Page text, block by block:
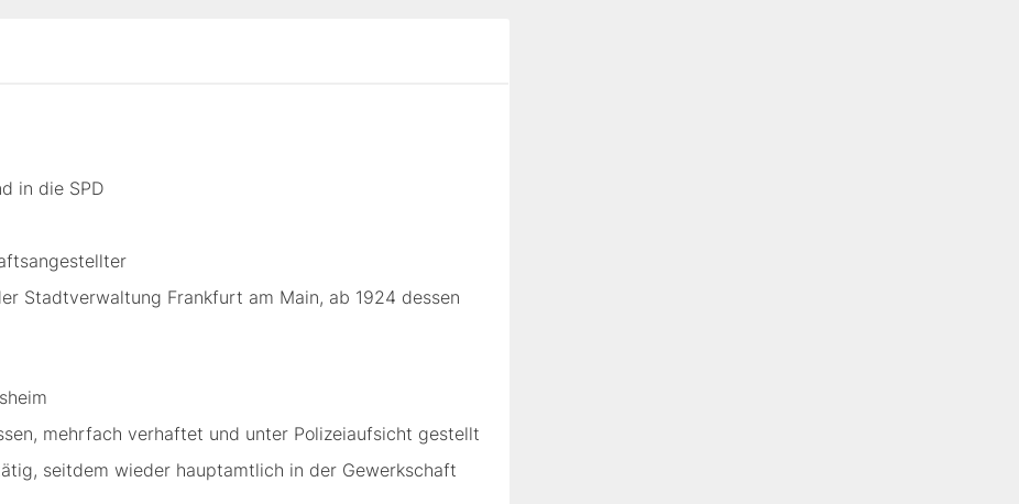
in die SPD
Stadtverwaltung Frankfurt am Main, ab 1924 dessen
mehrfach verhaftet und unter Polizeiaufsicht gestellt
seitdem wieder hauptamtlich in der Gewerkschaft